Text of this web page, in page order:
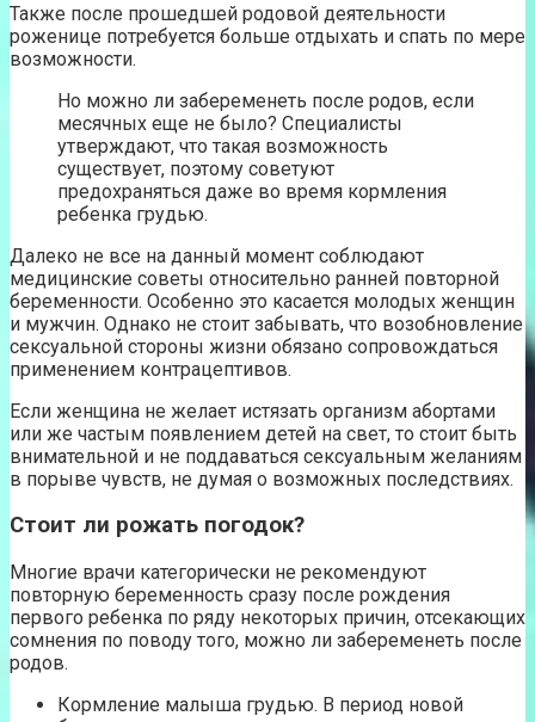
Также после прошедшей родовой деятельности
роженице потребуется больше отдыхать и спать по мере
возможности.
Но можно ли забеременеть после родов, если
месячных еще не было? Специалисты
утверждают, что такая возможность
существует, поэтому советуют
предохраняться даже во время кормления
ребенка грудью.
Далеко не все на данный момент соблюдают
медицинские советы относительно ранней повторной
беременности. Особенно это касается молодых женщин
и мужчин. Однако не стоит забывать, что возобновление
сексуальной стороны жизни обязано сопровождаться
применением контрацептивов.
Если женщина не желает истязать организм абортами
или же частым появлением детей на свет, то стоит быть
внимательной и не поддаваться сексуальным желаниям
в порыве чувств, не думая о возможных последствиях.
Стоит ли рожать погодок?
Многие врачи категорически не рекомендуют
повторную беременность сразу после рождения
первого ребенка по ряду некоторых причин, отсекающих
сомнения по поводу того, можно ли забеременеть после
родов.
Кормление малыша грудью. В период новой